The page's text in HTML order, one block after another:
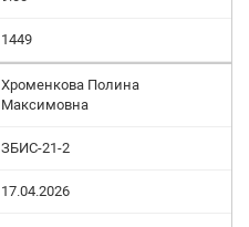
1449
Хроменкова Полина
Максимовна
ЗБИС-21-2
17.04.2026